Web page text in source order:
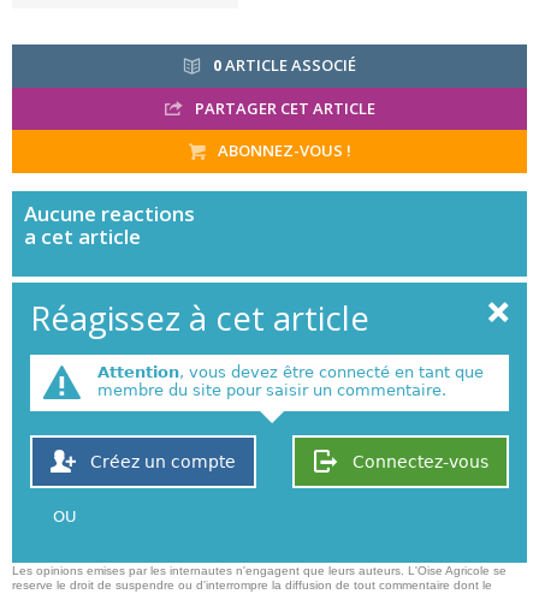
0ARTICLE ASSOCIÉ
PARTAGER CET ARTICLE
ABONNEZ-VOUS !
Aucune reactions
a cet article
Réagissez à cet article
Attention, vous devez être connecté en tant que
membre du site pour saisir un commentaire.
Connectez-vous
Créez un compte
OU
Les opinions emises par les internautes n'engagent que leurs auteurs. L'Oise Agricole se
reserve le droit de suspendre ou d'interrompre la diffusion de tout commentaire dont le